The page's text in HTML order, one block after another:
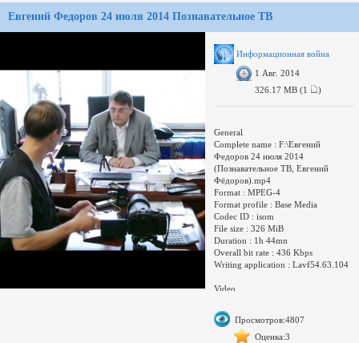
Евгений Федоров 24 июля 2014 Познавательное ТВ
Информационная война
1 Авг. 2014
326.17 MB (1
)
General
Complete name : F:\Евгений
Федоров 24 июля 2014
(Познавательное ТВ, Евгений
Фёдоров).mp4
Format : MPEG-4
Format profile : Base Media
Codec ID : isom
File size : 326 MiB
Duration : 1h 44mn
Overall bit rate : 436 Kbps
Writing application : Lavf54.63.104
Video
Format : AVC
Format/Info : Advanced Video Codec
Format profile : Main@L3.0
Просмотров:4807
Оценка:3